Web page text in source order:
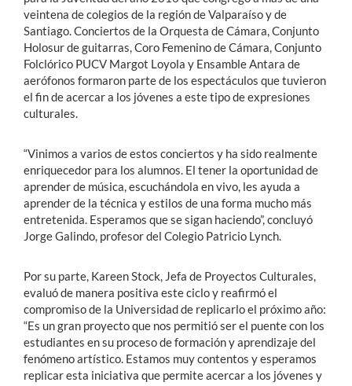
veintena de colegios de la región de Valparaíso y de
Santiago. Conciertos de la Orquesta de Cámara, Conjunto
Holosur de guitarras, Coro Femenino de Cámara, Conjunto
Folclórico PUCV Margot Loyola y Ensamble Antara de
aerófonos formaron parte de los espectáculos que tuvieron
el fin de acercar a los jóvenes a este tipo de expresiones
culturales.
“Vinimos a varios de estos conciertos y ha sido realmente
enriquecedor para los alumnos. El tener la oportunidad de
aprender de música, escuchándola en vivo, les ayuda a
aprender de la técnica y estilos de una forma mucho más
entretenida. Esperamos que se sigan haciendo”, concluyó
Jorge Galindo, profesor del Colegio Patricio Lynch.
Por su parte, Kareen Stock, Jefa de Proyectos Culturales,
evaluó de manera positiva este ciclo y reafirmó el
compromiso de la Universidad de replicarlo el próximo año:
“Es un gran proyecto que nos permitió ser el puente con los
estudiantes en su proceso de formación y aprendizaje del
fenómeno artístico. Estamos muy contentos y esperamos
replicar esta iniciativa que permite acercar a los jóvenes y